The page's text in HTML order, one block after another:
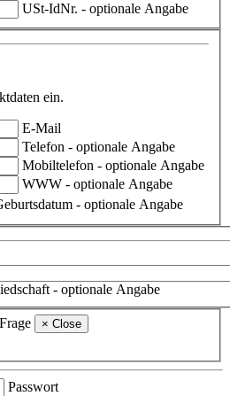
USt-IdNr. - optionale Angabe
ein.
E-Mail
Telefon - optionale Angabe
Mobiltelefon - optionale Angabe
WWW - optionale Angabe
- optionale Angabe
- optionale Angabe
× Close
Passwort